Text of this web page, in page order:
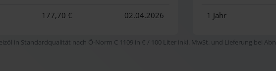
177,70 € 02.04.2026 1 Jahr
in Standardqualität nach Ö-Norm C 1109 in € / 100 Liter inkl. MwSt. und Lieferung bei